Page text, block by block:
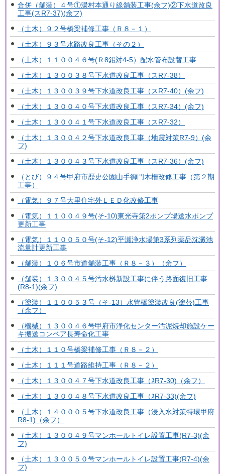
合併（舗装）４号①湯村本通り線舗装工事(余フ)②下水道改良
工事(スR7-37)(余フ)
（土木）９２号橋梁補修工事（Ｒ８－１）
（土木）９３号水路改良工事（その２）
（土木）１１００４６号(Ｒ8鉛対4-5）配水管布設替工事
（土木）１３００３８号下水道改良工事（スR7-38）
（土木）１３００３９号下水道改良工事（スR7-40）(余フ)
（土木）１３００４０号下水道改良工事（スR7-34）(余フ)
（土木）１３００４１号下水道改良工事（スR7-32）
（土木）１３００４２号下水道改良工事（地震対策R7-9）(余
フ)
（土木）１３００４３号下水道改良工事（スR7-36）(余フ)
（とび）９４号甲府市歴史公園山手御門木柵改修工事（第２期
工事）
（電気）９７号大里住宅外ＬＥＤ化改修工事
（電気）１１００４９号(そ-10)東光寺第2ポンプ場送水ポンプ
更新工事
（電気）１１００５０号(そ-12)平瀬浄水場第3系列薬品沈澱池
流量計更新工事
（舗装）１０６号市道舗装工事（Ｒ８－３）（余フ）
（舗装）１３００４５号汚水桝新設工事に伴う路面復旧工事
(R8-1)(余フ)
（塗装）１１００５３号（そ-13）水管橋塗装改良(塗替)工事
（余フ）
（機械）１３００４６号甲府市浄化センター汚泥焼却施設ケー
キ搬送コンベア長寿命化工事
（土木）１１０号橋梁補修工事（Ｒ８－２）
（土木）１１１号道路維持工事（Ｒ８－２）
（土木）１３００４７号下水道改良工事（ｽR7-30)（余フ）
（土木）１３００４８号下水道改良工事（ｽR7-33)(余フ)
（土木）１４０００５号下水道改良工事（浸入水対策特環甲府
R8-1)（余フ）
（土木）１３００４９号マンホールトイレ設置工事(R7-3)(余
フ)
（土木）１３００５０号マンホールトイレ設置工事(R7-4)(余
フ)